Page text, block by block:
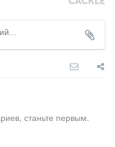
станьте первым.